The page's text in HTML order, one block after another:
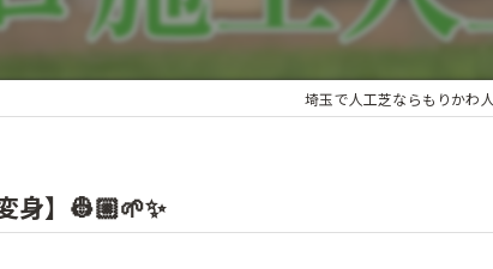
埼玉で人工芝ならもりかわ
身】👷🏼🌱✨